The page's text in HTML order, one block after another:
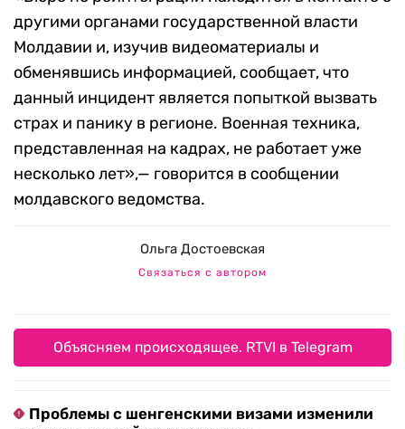
другими органами государственной власти
Молдавии и, изучив видеоматериалы и
обменявшись информацией, сообщает, что
данный инцидент является попыткой вызвать
страх и панику в регионе. Военная техника,
представленная на кадрах, не работает уже
несколько лет»,— говорится в сообщении
молдавского ведомства.
Ольга Достоевская
Связаться с автором
Объясняем происходящее. RTVI в Telegram
Проблемы с шенгенскими визами изменили